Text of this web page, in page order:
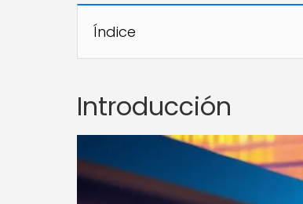
Índice
Introducción